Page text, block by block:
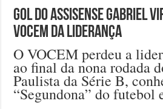
Gol do assisense Gabriel
VOCEM da liderança
O VOCEM perdeu a
ao final da nona rodada
Paulista da Série B,
“Segundona” do futebol